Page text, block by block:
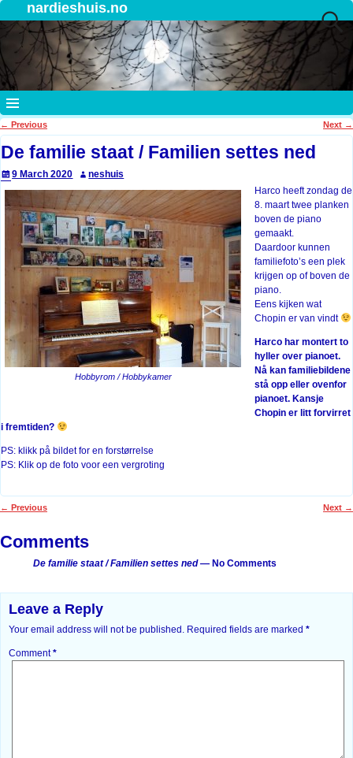
nardieshuis.no
Post navigation
← Previous Next →
De familie staat / Familien settes ned
9 March 2020 neshuis
Hobbyrom / Hobbykamer
Harco heeft zondag de
8. maart twee planken
boven de piano
gemaakt.
Daardoor kunnen
familiefoto’s een plek
krijgen op of boven de
piano.
Eens kijken wat
Chopin er van vindt
Harco har montert to
hyller over pianoet.
Nå kan familiebildene
stå opp eller ovenfor
pianoet. Kansje
Chopin er litt forvirret
i fremtiden?
PS: klikk på bildet for en forstørrelse
PS: Klik op de foto voor een vergroting
← Previous Next →
Comments
De familie staat / Familien settes ned— No Comments
Leave a Reply
Your email address will not be published. Required fields are marked *
Comment*